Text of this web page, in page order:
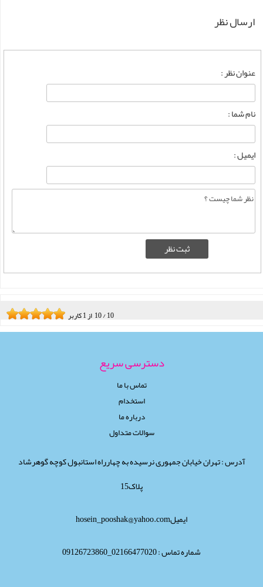
ارسال نظر
عنوان نظر :
نام شما :
ایمیل :
10/10 از1کاربر
دسترسی سریع
تماس با ما
استخدام
درباره ما
سوالات متداول
آدرس : تهران خیابان جمهوری نرسیده به چهارراه استانبول کوچه گوهرشاد
پلاک15
ایمیلhosein_pooshak@yahoo.com
شماره تماس : 02166477020_09126723860